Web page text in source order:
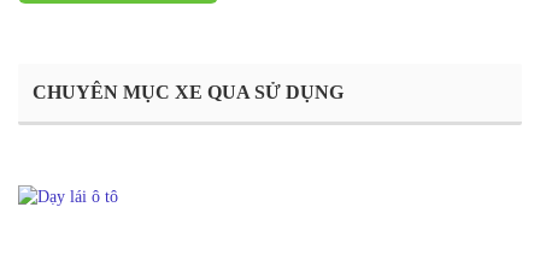
CHUYÊN MỤC XE QUA SỬ DỤNG